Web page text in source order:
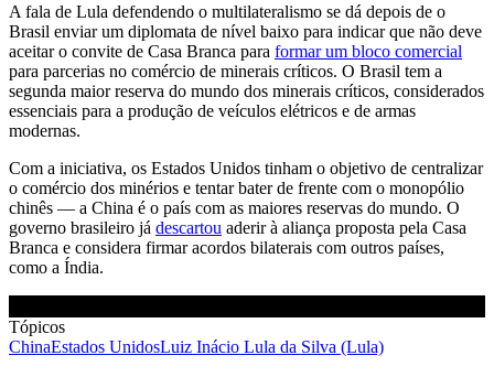
A fala de Lula defendendo o multilateralismo se dá depois de o
Brasil enviar um diplomata de nível baixo para indicar que não deve
aceitar o convite de Casa Branca para formar um bloco comercial
para parcerias no comércio de minerais críticos. O Brasil tem a
segunda maior reserva do mundo dos minerais críticos, considerados
essenciais para a produção de veículos elétricos e de armas
modernas.
Com a iniciativa, os Estados Unidos tinham o objetivo de centralizar
o comércio dos minérios e tentar bater de frente com o monopólio
chinês — a China é o país com as maiores reservas do mundo. O
governo brasileiro já descartou aderir à aliança proposta pela Casa
Branca e considera firmar acordos bilaterais com outros países,
como a Índia.
Tópicos
ChinaEstados UnidosLuiz Inácio Lula da Silva (Lula)